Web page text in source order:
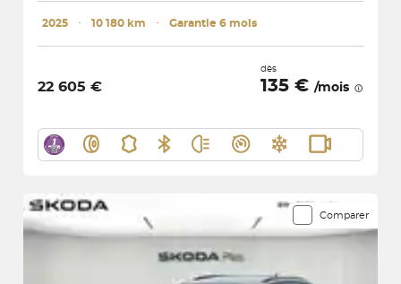
2025 ･ 10 180 km ･ Garantie 6 mois
22 605 €
dès
135 € /mois
Comparer